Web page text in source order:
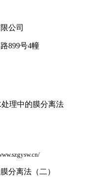
公司
899号4幢
理中的膜分离法
分离法（二）